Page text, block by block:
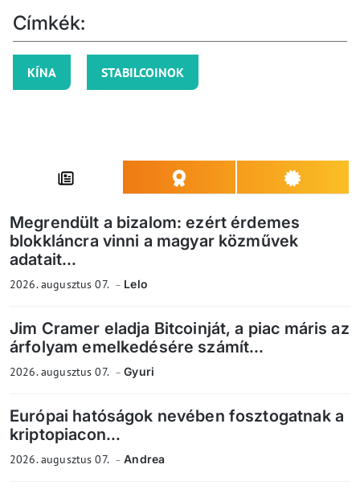
Címkék:
KÍNA STABILCOINOK
Megrendült a bizalom: ezért érdemes
blokkláncra vinni a magyar közművek
adatait...
2026. augusztus 07. Lelo
Jim Cramer eladja Bitcoinját, a piac máris az
árfolyam emelkedésére számít...
2026. augusztus 07. Gyuri
Európai hatóságok nevében fosztogatnak a
kriptopiacon...
2026. augusztus 07. Andrea